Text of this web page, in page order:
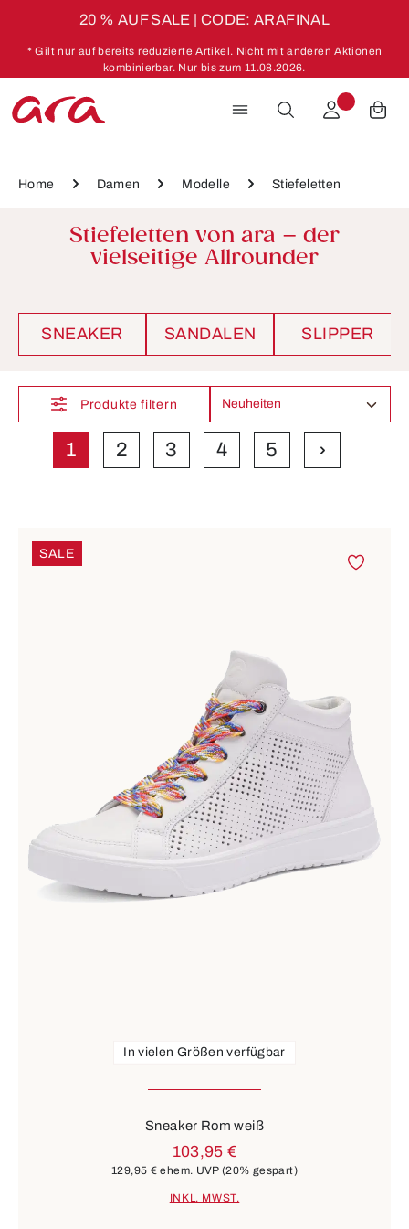
20 % AUF SALE | CODE: ARAFINAL
* Gilt nur auf bereits reduzierte Artikel. Nicht mit anderen Aktionen
kombinierbar. Nur bis zum 11.08.2026.
Home Damen Modelle Stiefeletten
Stiefeletten von ara – der
vielseitige Allrounder
SNEAKER SANDALEN SLIPPER
Seite
1 Seite
2 Seite
3 Seite
4 Seite
5
Produkte filtern
SALE
In vielen Größen verfügbar
Sneaker Rom weiß
103,95 €
129,95 € ehem. UVP(20% gespart)
INKL. MWST.